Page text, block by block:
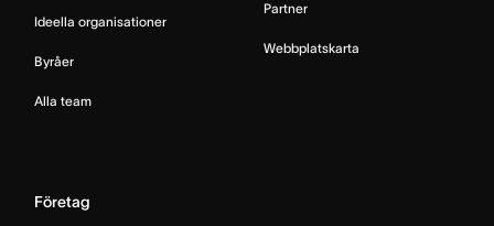
Ideella organisationer
Byråer
Alla team
Partner
Webbplatskarta
Företag